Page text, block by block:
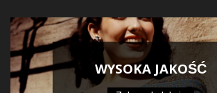
WYSOKA JAKOŚĆ